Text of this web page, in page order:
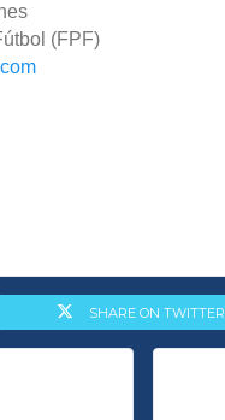
(FPF)
com
SHARE ON TWITTER